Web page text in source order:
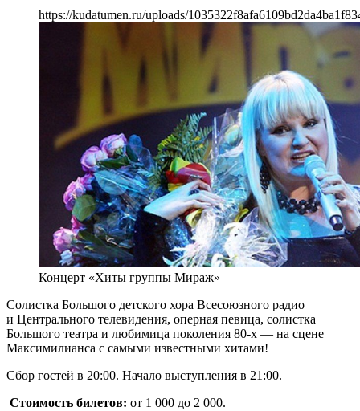
https://kudatumen.ru/uploads/
Концерт «Хиты группы Мираж»
Солистка Большого детского хора Всесоюзного радио
и Центрального телевидения, оперная певица, солистка
Большого театра и любимица поколения 80-х — на сцене
Максимилианса с самыми известными хитами!
Сбор гостей в 20:00. Начало выступления в 21:00.
Стоимость билетов: от 1 000 до 2 000.